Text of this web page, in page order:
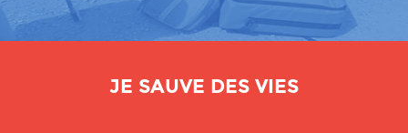
JE SAUVE DES VIES